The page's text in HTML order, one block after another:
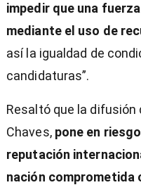
impedir que una
mediante el uso de
así la igualdad de
candidaturas”.
Resaltó que la
Chaves, pone en
reputación
nación comprometida